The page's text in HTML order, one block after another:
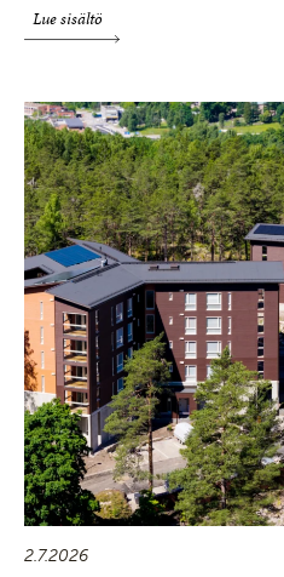
Lue sisältö
2.7.2026